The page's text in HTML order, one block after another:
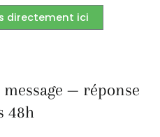
directement ici
— réponse
48h